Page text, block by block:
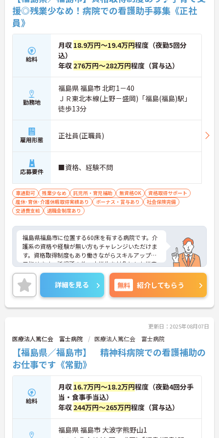
援◎残業少なめ！病院での看護助手募集《正社
員》
給料
月収 18.9万円～19.4万円程度（夜勤5回分
込）
年収 276万円～282万円程度（賞与込）
勤務地
福島県 福島市 北町1－40
ＪＲ東北本線(上野－盛岡)「福島(福島)駅」
徒歩13分
雇用形態 正社員(正職員)
応募要件 ■資格、経験不問
車通勤可 残業少なめ 託児所・育児補助 無資格OK
資格取得サポート
産休･育休･介護休暇取得実績あり
ボーナス・賞与あり
社会保険完備
交通費支給
退職金制度あり
福島県福島市に位置する60床を有する病院です。介
護系の資格や経験が無い方もチャレンジいただけま
す。資格取得制度もあり働きながらスキルアップも
目指せます。託児所の他、小学生を対象とした学童
保育を実施するなど子育てとの両立もしやすい環境
が整っています。ご興味のある方には、面接対策ポ
イントなど、さらに詳細をお話ししますのでお気軽
にご相談ください！
詳細を見る 無料 紹介してもらう
更新日：2025年08月07日
医療法人篤仁会 富士病院 医療法人篤仁会 富士病院
【福島県／福島市】 精神科病院での看護補助の
お仕事です《常勤》
給料
月収 16.7万円～18.2万円程度（夜勤4回分手
当・食事手当込）
年収 244万円～265万円程度（賞与込）
福島県 福島市 大波字熊野山1